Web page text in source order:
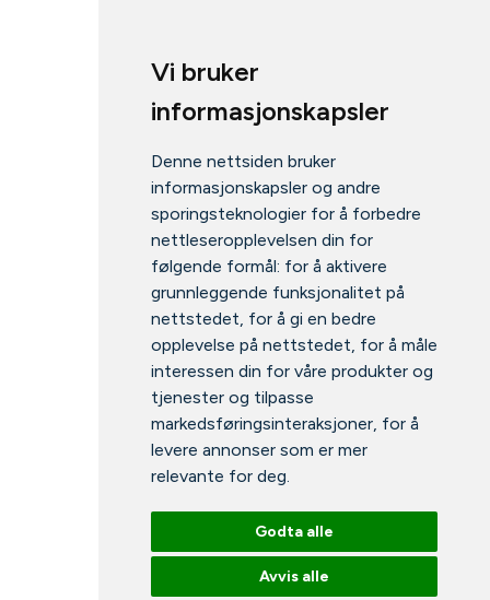
Vi bruker
informasjonskapsler
Denne nettsiden bruker
informasjonskapsler og andre
sporingsteknologier for å forbedre
nettleseropplevelsen din for
følgende formål: for å aktivere
grunnleggende funksjonalitet på
nettstedet, for å gi en bedre
opplevelse på nettstedet, for å måle
interessen din for våre produkter og
tjenester og tilpasse
markedsføringsinteraksjoner, for å
levere annonser som er mer
relevante for deg.
Godta alle
Avvis alle